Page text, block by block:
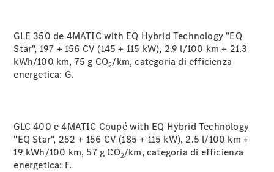
Maybach
Classe S
Configuratore
Prenotare
una prova
su strada
SUV & Fuoristrada
GLE 350 de 4MATIC with EQ Hybrid Technology "EQ
Star", 197 + 156 CV (145 + 115 kW), 2.9 l/100 km + 21.3
kWh/100 km, 75 g CO2/km, categoria di efficienza
energetica: G.
GLC 400 e 4MATIC Coupé with EQ Hybrid Technology
"EQ Star", 252 + 156 CV (185 + 115 kW), 2.5 l/100 km +
19 kWh/100 km, 57 g CO2/km, categoria di efficienza
energetica: F.